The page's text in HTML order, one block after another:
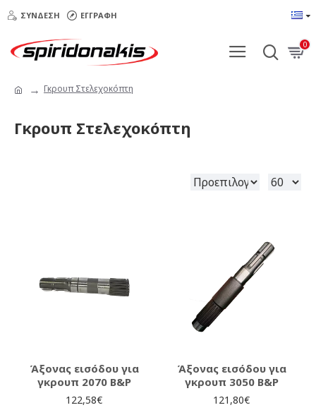
ΣΎΝΔΕΣΗ ΕΓΓΡΑΦΉ
0
Γκρουπ Στελεχοκόπτη
Γκρουπ Στελεχοκόπτη
Άξονας εισόδου για
γκρουπ 2070 B&P
122,58€
Άξονας εισόδου για
γκρουπ 3050 B&P
121,80€